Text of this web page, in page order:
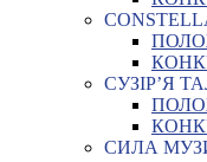
СУЗІР’Я
СИЛА